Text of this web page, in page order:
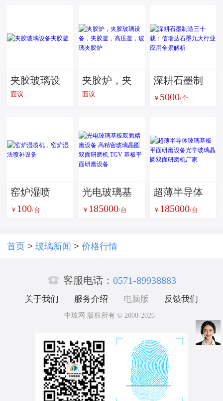
夹胶玻璃设
备夹胶釜
面议
夹胶炉，夹
胶玻璃设
釜，高压
釜，玻璃夹
胶炉
面议
深耕石墨制
造三十载：
用全景解析
￥ 5000/个
窑炉湿喷
机，窑炉湿
￥ 100/台
光电玻璃基
板双面精磨
玻璃晶圆双
TGV 基板平
面研磨设备
￥ 185000/台
超薄半导体
玻璃基板平
机厂家
￥ 185000/台
首页 > 玻璃新闻 > 价格行情
 客服电话： 0571-89938883
关于我们 服务介绍 电脑版 反馈我们
中玻网 版权所有 © 2000-2026